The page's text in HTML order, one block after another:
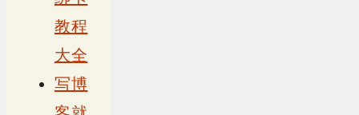
教程
大全
写博